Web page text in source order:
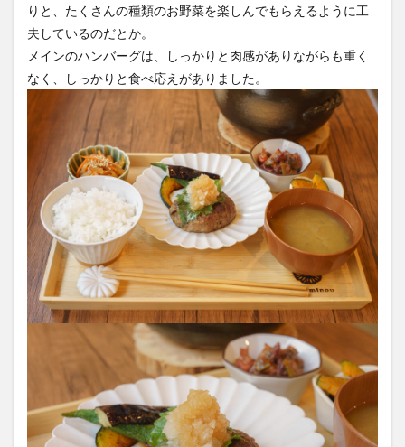
りと、たくさんの種類のお野菜を楽しんでもらえるように工
夫しているのだとか。
メインのハンバーグは、しっかりと肉感がありながらも重く
なく、しっかりと食べ応えがありました。